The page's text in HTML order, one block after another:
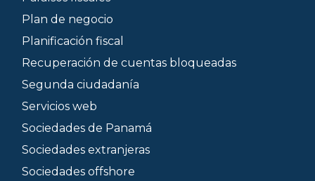
Plan de negocio
Planificación fiscal
Recuperación de cuentas bloqueadas
Segunda ciudadanía
Servicios web
Sociedades de Panamá
Sociedades extranjeras
Sociedades offshore